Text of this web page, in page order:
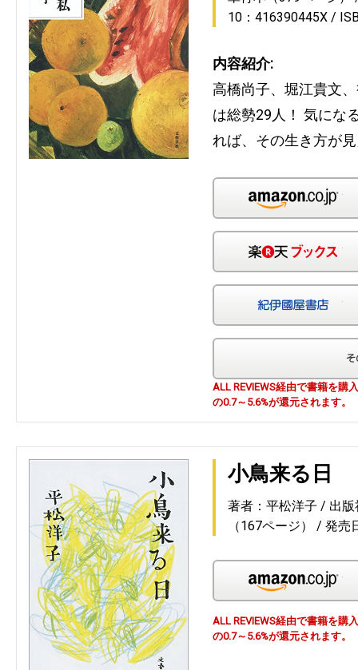
10：416390445X
内容紹介:
高橋尚子、堀江貴文
は総勢29人！ 気にな
れば、その生き方が
ALL REVIEWS経由で書籍を購
の0.7～5.6%が還元されます。
小鳥来る日
著者：平松洋子
出
（167ページ）
発売
ALL REVIEWS経由で書籍を購
の0.7～5.6%が還元されます。